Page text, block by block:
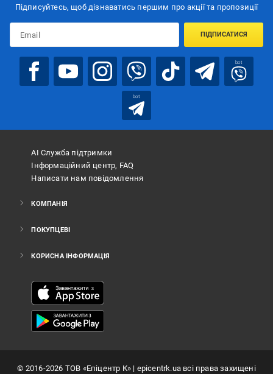
Підписуйтесь, щоб дізнаватись першим про акції та пропозиції
ПІДПИСАТИСЯ
bot
bot
АІ Служба підтримки
Інформаційний центр, FAQ
Написати нам повідомлення
КОМПАНІЯ
ПОКУПЦЕВІ
КОРИСНА ІНФОРМАЦІЯ
© 2016-2026 ТОВ «Епіцентр К»| epicentrk.ua всі права захищені